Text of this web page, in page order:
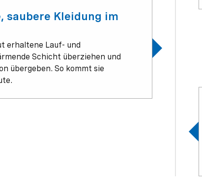
saubere Kleidung im
erhaltene Lauf- und
Schicht überziehen und
übergeben. So kommt sie